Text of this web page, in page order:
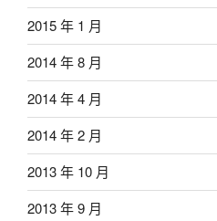
2015 年 1 月
2014 年 8 月
2014 年 4 月
2014 年 2 月
2013 年 10 月
2013 年 9 月